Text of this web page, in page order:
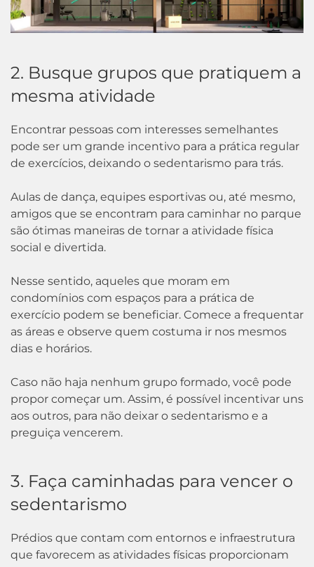
2. Busque grupos que pratiquem a
mesma atividade
Encontrar pessoas com interesses semelhantes
pode ser um grande incentivo para a prática regular
de exercícios, deixando o sedentarismo para trás.
Aulas de dança, equipes esportivas ou, até mesmo,
amigos que se encontram para caminhar no parque
são ótimas maneiras de tornar a atividade física
social e divertida.
Nesse sentido, aqueles que moram em
condomínios com espaços para a prática de
exercício podem se beneficiar. Comece a frequentar
as áreas e observe quem costuma ir nos mesmos
dias e horários.
Caso não haja nenhum grupo formado, você pode
propor começar um. Assim, é possível incentivar uns
aos outros, para não deixar o sedentarismo e a
preguiça vencerem.
3. Faça caminhadas para vencer o
sedentarismo
Prédios que contam com entornos e infraestrutura
que favorecem as atividades físicas proporcionam